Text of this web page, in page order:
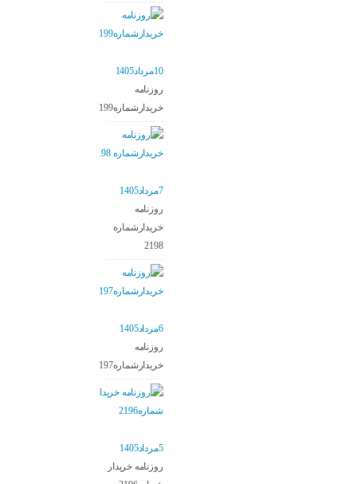
10مرداد1405
روزنامه
خریدارشماره2199
7مرداد1405
روزنامه
خریدارشماره
2198
6مرداد1405
روزنامه
خریدارشماره2197
5مرداد1405
روزنامه خریدار